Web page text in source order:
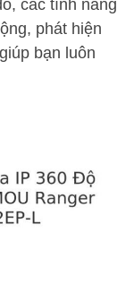
các tính năng
phát hiện
bạn luôn